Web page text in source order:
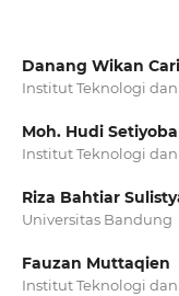
Danang Wikan
Institut Teknologi
Moh. Hudi
Institut Teknologi
Riza Bahtiar
Universitas Bandung
Fauzan Muttaqien
Institut Teknologi